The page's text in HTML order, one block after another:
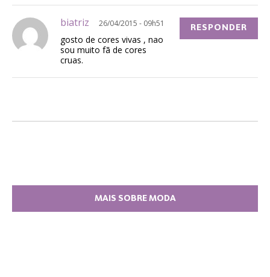
biatriz 26/04/2015 - 09h51
gosto de cores vivas , nao
sou muito fã de cores
cruas.
RESPONDER
MAIS SOBRE MODA